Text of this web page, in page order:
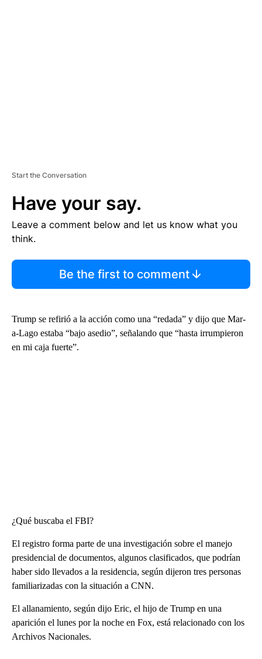
Start the Conversation
Have your say.
Leave a comment below and let us know what you
think.
Be the first to comment
Trump se refirió a la acción como una “redada” y dijo que Mar-
a-Lago estaba “bajo asedio”, señalando que “hasta irrumpieron
en mi caja fuerte”.
¿Qué buscaba el FBI?
El registro forma parte de una investigación sobre el manejo
presidencial de documentos, algunos clasificados, que podrían
haber sido llevados a la residencia, según dijeron tres personas
familiarizadas con la situación a CNN.
El allanamiento, según dijo Eric, el hijo de Trump en una
aparición el lunes por la noche en Fox, está relacionado con los
Archivos Nacionales.